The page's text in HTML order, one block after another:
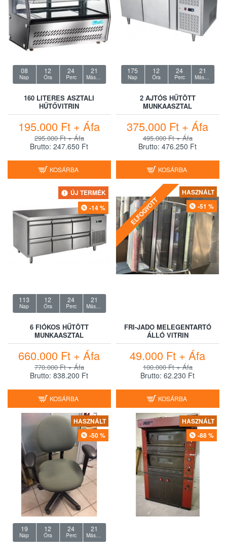
08
Nap
12
Óra
24
Perc
20
Másodperc
160 LITERES ASZTALI
HŰTŐVITRIN
195.000 Ft + Áfa
295.000 Ft + Áfa
Brutto: 247.650 Ft
KOSÁRBA
175
Nap
12
Óra
24
Perc
20
Másodperc
2 AJTÓS HŰTÖTT
MUNKAASZTAL
375.000 Ft + Áfa
495.000 Ft + Áfa
Brutto: 476.250 Ft
KOSÁRBA
ÚJ TERMÉK
-14 %
113
Nap
12
Óra
24
Perc
20
Másodperc
6 FIÓKOS HŰTÖTT
MUNKAASZTAL
660.000 Ft + Áfa
770.000 Ft + Áfa
Brutto: 838.200 Ft
KOSÁRBA
HASZNÁLT
-51 %
ELFOGYOTT
FRI-JADO MELEGENTARTÓ
ÁLLÓ VITRIN
49.000 Ft + Áfa
100.000 Ft + Áfa
Brutto: 62.230 Ft
KOSÁRBA
HASZNÁLT
-50 %
19
Nap
12
Óra
24
Perc
20
Másodperc
HASZNÁLT
-88 %